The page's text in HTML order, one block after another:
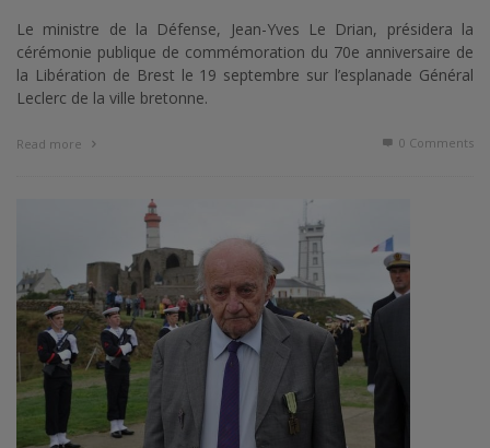
Le ministre de la Défense, Jean-Yves Le Drian, présidera la
cérémonie publique de commémoration du 70e anniversaire de
la Libération de Brest le 19 septembre sur l’esplanade Général
Leclerc de la ville bretonne.
Read more 0 Comments